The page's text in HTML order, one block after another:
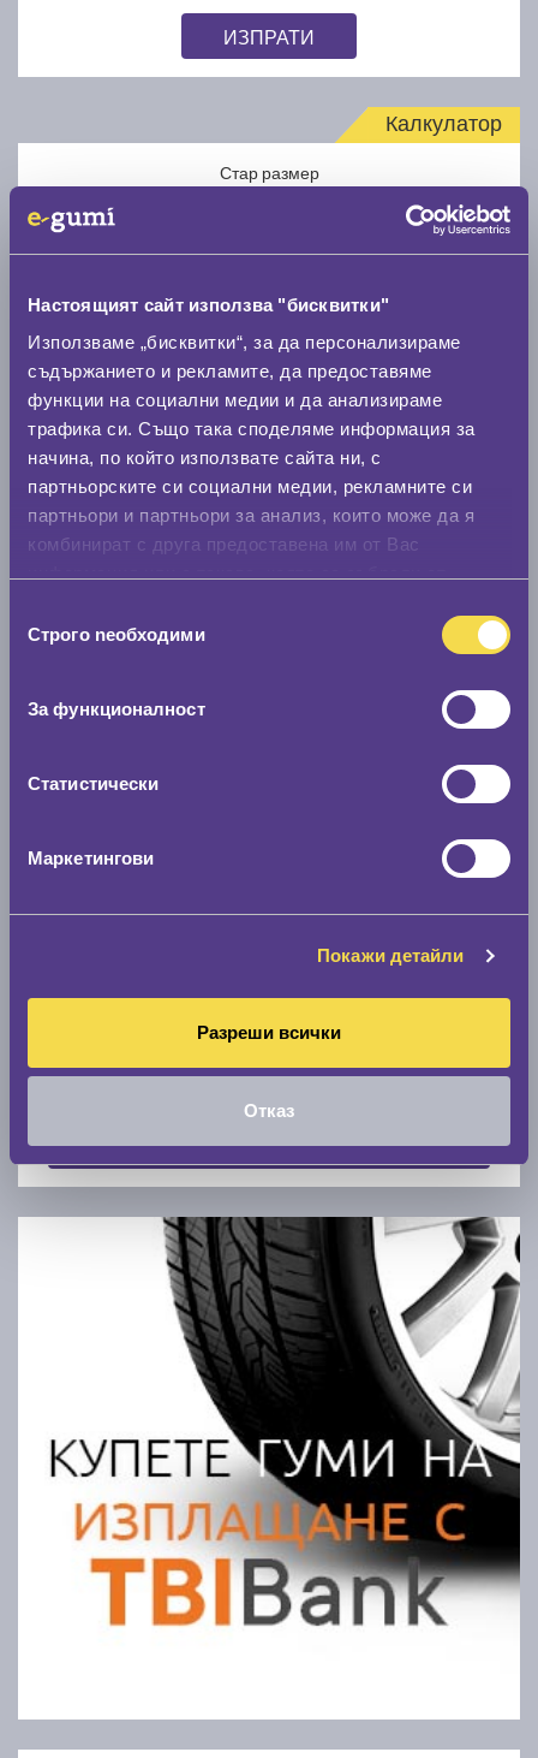
Настоящият сайт използва "бисквитки"
Използваме „бисквитки“, за да персонализираме
съдържанието и рекламите, да предоставяме
функции на социални медии и да анализираме
трафика си. Също така споделяме информация за
начина, по който използвате сайта ни, с
партньорските си социални медии, рекламните си
партньори и партньори за анализ, които може да я
комбинират с друга предоставена им от Вас
наСтрого nеобходими
За функционалност
Статистически
Маркетингови
Покажи детайли
Разреши всички
Отказ
ИЗПРАТИ
Калкулатор
Стар размер
Нов размер
Стар размер
0 мм.
Скоростомер при 100
Покажи гуми